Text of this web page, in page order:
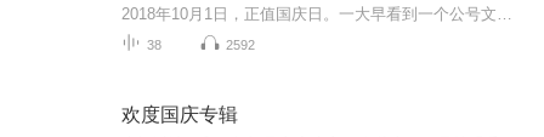
38 2592
欢度国庆专辑